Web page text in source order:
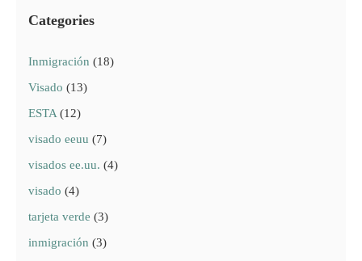
Categories
Inmigración (18)
Visado (13)
ESTA(12)
visado eeuu (7)
visados ee.uu. (4)
visado (4)
tarjeta verde (3)
inmigración (3)